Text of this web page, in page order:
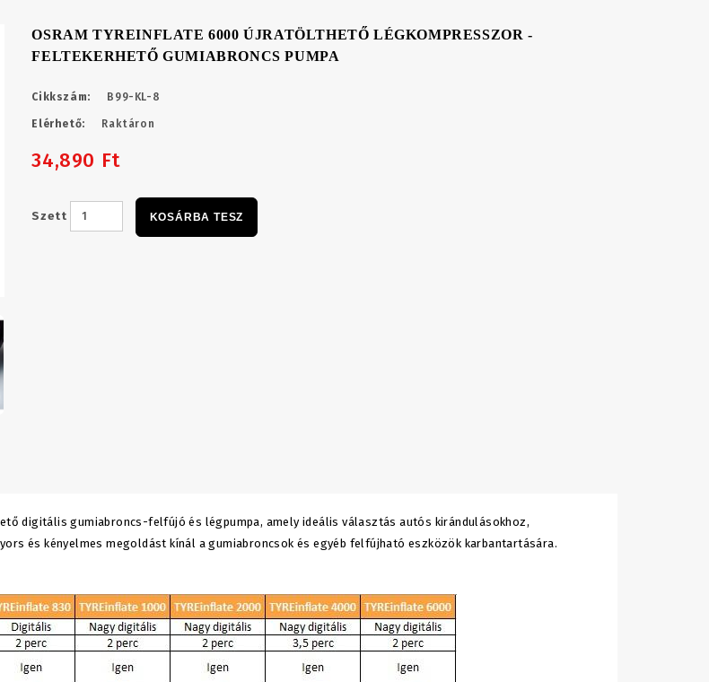
OSRAM TYREINFLATE 6000 ÚJRATÖLTHETŐ LÉGKOMPRESSZOR -
FELTEKERHETŐ GUMIABRONCS PUMPA
Cikkszám: B99-KL-8
Elérhető: Raktáron
34,890 Ft
Szett KOSÁRBA TESZ
digitális gumiabroncs-felfújó és légpumpa, amely ideális választás autós kirándulásokhoz,
és kényelmes megoldást kínál a gumiabroncsok és egyéb felfújható eszközök karbantartására.